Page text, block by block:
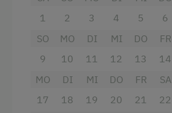
Frühstück vom Buffett
Übernachtung mit Frühstück
1
2
3
4
5
6
SO
9
MO
10
DI
11
MI
12
DO
13
FR
14
MO
17
DI
18
MI
19
DO
20
FR
21
SA
22